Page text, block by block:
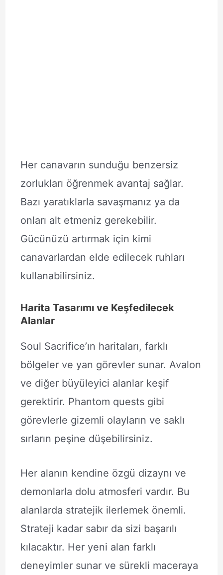
Her canavarın sunduğu benzersiz
zorlukları öğrenmek avantaj sağlar.
Bazı yaratıklarla savaşmanız ya da
onları alt etmeniz gerekebilir.
Gücünüzü artırmak için kimi
canavarlardan elde edilecek ruhları
kullanabilirsiniz.
Harita Tasarımı ve Keşfedilecek
Alanlar
Soul Sacrifice’ın haritaları, farklı
bölgeler ve yan görevler sunar. Avalon
ve diğer büyüleyici alanlar keşif
gerektirir. Phantom quests gibi
görevlerle gizemli olayların ve saklı
sırların peşine düşebilirsiniz.
Her alanın kendine özgü dizaynı ve
demonlarla dolu atmosferi vardır. Bu
alanlarda stratejik ilerlemek önemli.
Strateji kadar sabır da sizi başarılı
kılacaktır. Her yeni alan farklı
deneyimler sunar ve sürekli maceraya